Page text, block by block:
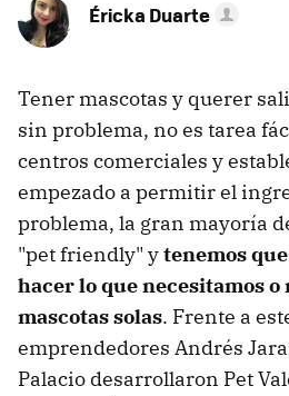
Éricka Duarte
Tener mascotas y querer
sin problema, no es tarea
centros comerciales y
empezado a permitir el
problema, la gran mayoría
"pet friendly" ytenemos
hacer lo que necesitamos
mascotas solas. Frente a
emprendedores Andrés
Palacio desarrollaron Pet